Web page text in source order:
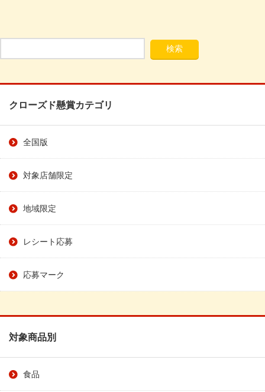
クローズド懸賞カテゴリ
全国版
対象店舗限定
地域限定
レシート応募
応募マーク
対象商品別
食品